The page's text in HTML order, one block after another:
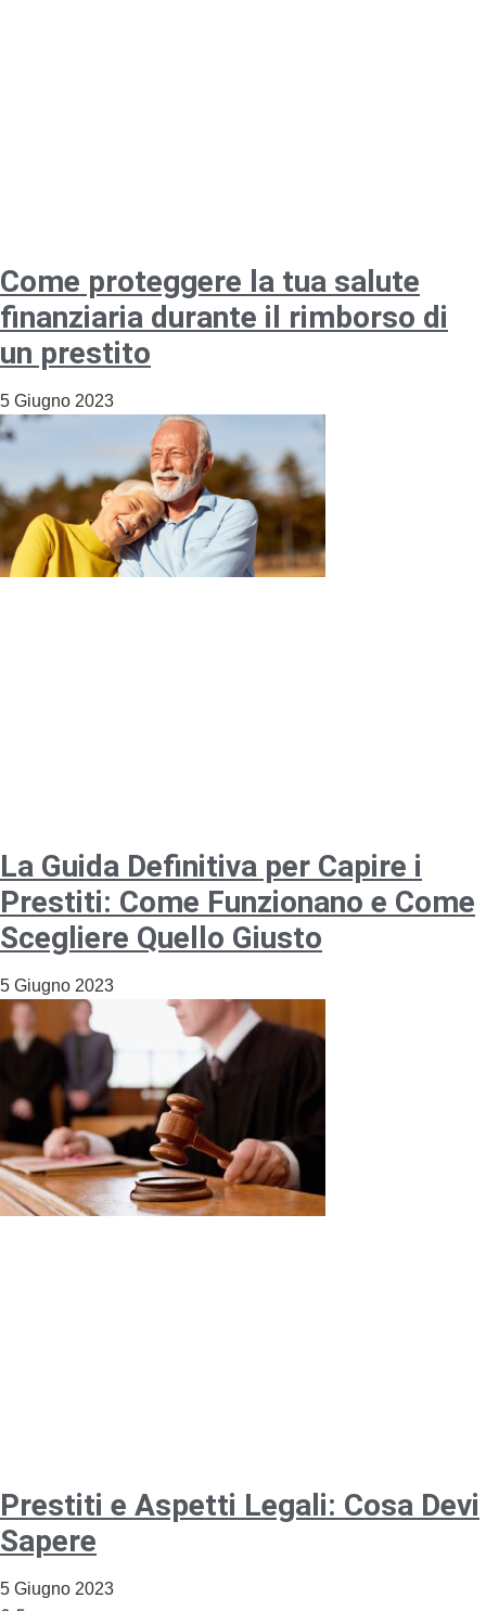
Come proteggere la tua salute
finanziaria durante il rimborso di
un prestito
5 Giugno 2023
La Guida Definitiva per Capire i
Prestiti: Come Funzionano e Come
Scegliere Quello Giusto
5 Giugno 2023
Prestiti e Aspetti Legali: Cosa Devi
Sapere
5 Giugno 2023